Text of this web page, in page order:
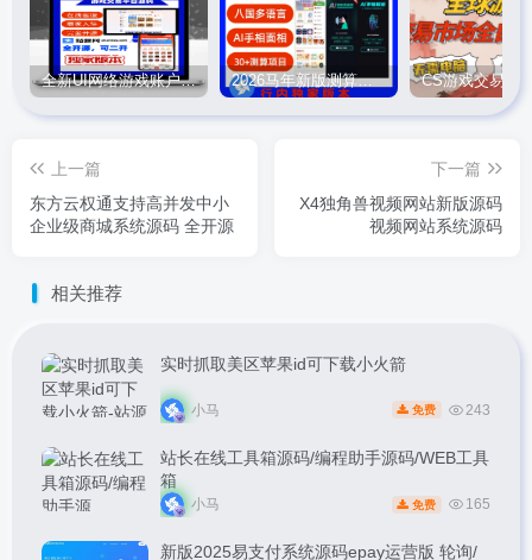
全新UI网络游戏账户交易平台系统 全开源版本 2026马年新版测算系统源码
上一篇
东方云权通支持高并发中小
企业级商城系统源码 全开源
下一篇
X4独角兽视频网站新版源码
视频网站系统源码
相关推荐
实时抓取美区苹果id可下载小火箭
小马 免费 243
站长在线工具箱源码/编程助手源码/WEB工具
箱
小马 免费 165
新版2025易支付系统源码epay运营版 轮询/